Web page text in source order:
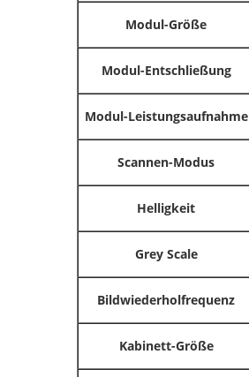
Modul-Größe
Modul-Entschließung
Modul-Leistungsaufnahme
Scannen-Modus
Helligkeit
Grey Scale
Bildwiederholfrequenz
Kabinett-Größe